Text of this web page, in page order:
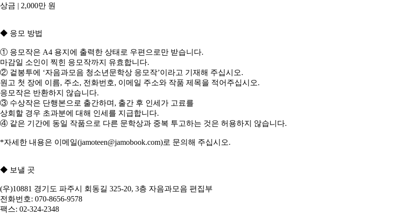
상금 | 2,000만 원
◆ 응모 방법
① 응모작은 A4 용지에 출력한 상태로 우편으로만 받습니다.
마감일 소인이 찍힌 응모작까지 유효합니다.
② 겉봉투에 ‘자음과모음 청소년문학상 응모작’이라고 기재해 주십시오.
원고 첫 장에 이름, 주소, 전화번호, 이메일 주소와 작품 제목을 적어주십시오.
응모작은 반환하지 않습니다.
③ 수상작은 단행본으로 출간하며, 출간 후 인세가 고료를
상회할 경우 초과분에 대해 인세를 지급합니다.
④ 같은 기간에 동일 작품으로 다른 문학상과 중복 투고하는 것은 허용하지 않습니다.
*자세한 내용은 이메일(jamoteen@jamobook.com)로 문의해 주십시오.
◆ 보낼 곳
(우)10881 경기도 파주시 회동길 325-20, 3층 자음과모음 편집부
전화번호: 070-8656-9578
팩스: 02-324-2348